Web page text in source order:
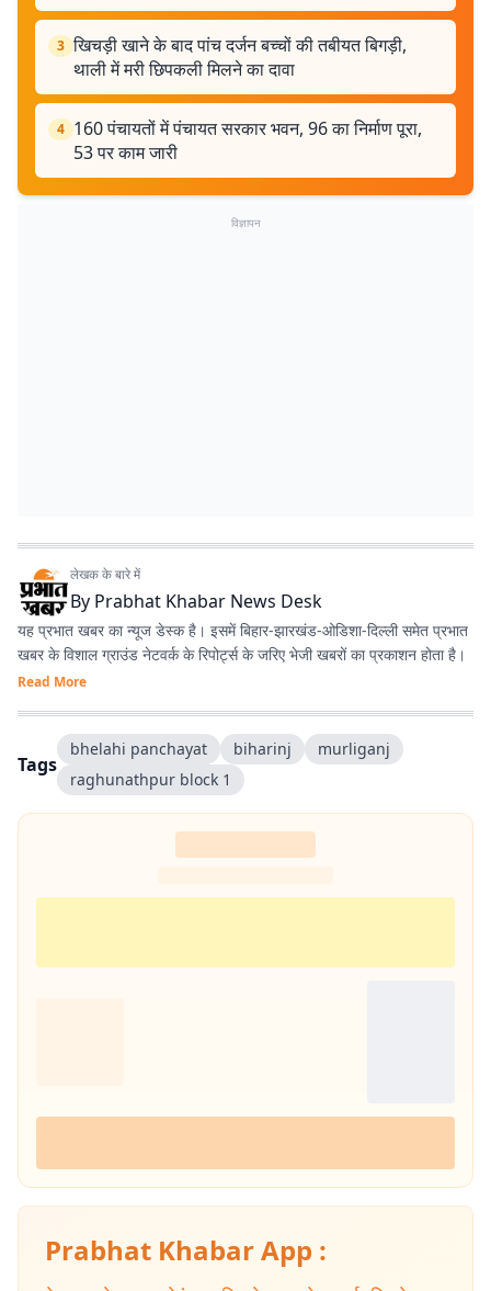
3 खिचड़ी खाने के बाद पांच दर्जन बच्चों की तबीयत बिगड़ी,
थाली में मरी छिपकली मिलने का दावा
4 160 पंचायतों में पंचायत सरकार भवन, 96 का निर्माण पूरा,
53 पर काम जारी
विज्ञापन
लेखक के बारे में
By Prabhat Khabar News Desk
यह प्रभात खबर का न्यूज डेस्क है। इसमें बिहार-झारखंड-ओडिशा-दिल्‍ली समेत प्रभात
खबर के विशाल ग्राउंड नेटवर्क के रिपोर्ट्स के जरिए भेजी खबरों का प्रकाशन होता है।
Read More
Tags
bhelahi panchayat biharinj
murliganj
raghunathpur block 1
Prabhat Khabar App :